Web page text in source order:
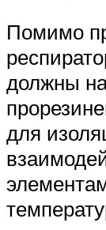
Помимо
должны
для